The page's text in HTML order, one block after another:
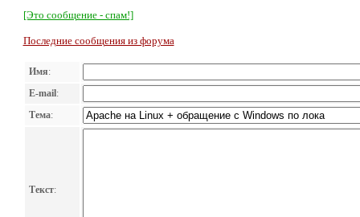
[Это сообщение - спам!]
Последние сообщения из форума
Имя:
E-mail:
Тема:
Текст: